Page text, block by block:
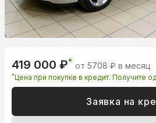
419 000 ₽* от 5708 ₽ в месяц
*Цена при покупке в кредит. Получите
Заявка на